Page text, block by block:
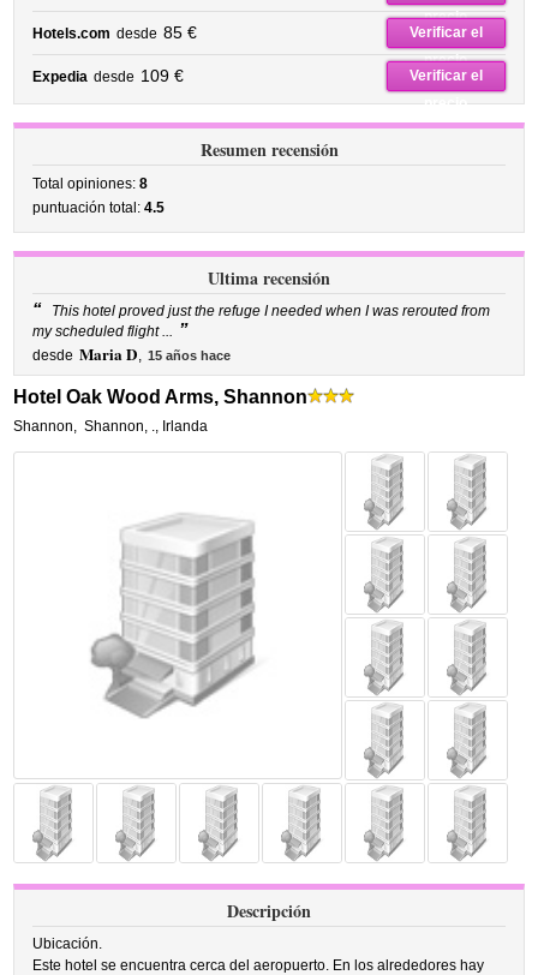
precio
Hotels.com desde 85 €
Verificar el
precio
Expedia desde 109 €
Verificar el
precio
Resumen recensión
Total opiniones:8
puntuación total:4.5
Ultima recensión
“
This hotel proved just the refuge I needed when I was rerouted from
my scheduled flight ... ”
desde Maria D, 15 años hace
Hotel Oak Wood Arms, Shannon
Shannon, Shannon, ., Irlanda
Descripción
Ubicación.
Este hotel se encuentra cerca del aeropuerto. En los alrededores hay